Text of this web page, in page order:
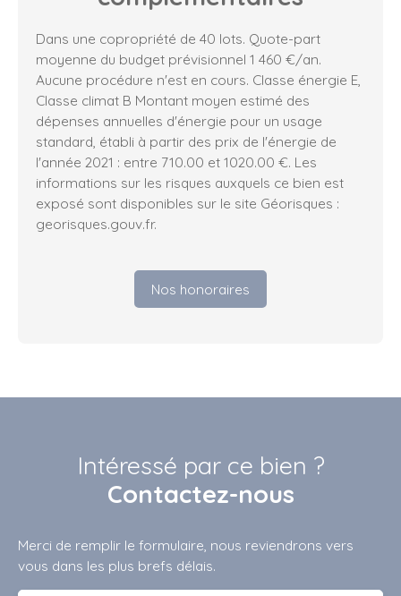
Dans une copropriété de 40 lots. Quote-part
moyenne du budget prévisionnel 1 460 €/an.
Aucune procédure n'est en cours. Classe énergie E,
Classe climat B Montant moyen estimé des
dépenses annuelles d'énergie pour un usage
standard, établi à partir des prix de l'énergie de
l'année 2021 : entre 710.00 et 1020.00 €. Les
informations sur les risques auxquels ce bien est
exposé sont disponibles sur le site Géorisques :
georisques.gouv.fr.
Nos honoraires
Intéressé par ce bien ?
Contactez-nous
Merci de remplir le formulaire, nous reviendrons vers
vous dans les plus brefs délais.